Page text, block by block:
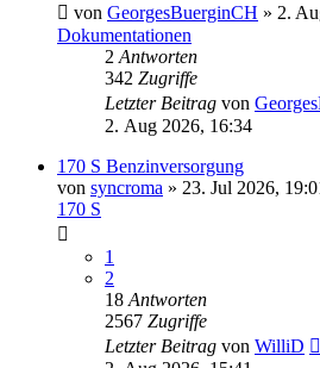
von GeorgesBuerginCH » 2.
Dokumentationen
2 Antworten
342 Zugriffe
Letzter Beitrag von
2. Aug 2026, 16:34
170 S Benzinversorgung
von syncroma » 23. Jul 2026,
170 S
1
2
18 Antworten
2567 Zugriffe
Letzter Beitrag von WilliD